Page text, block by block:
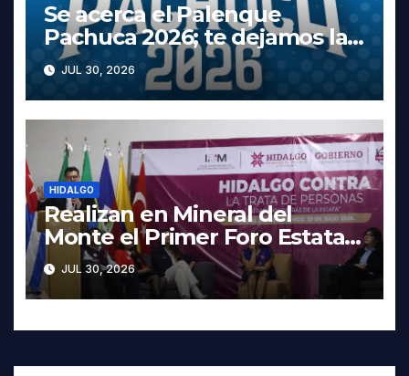
Se acerca el Palenque
Pachuca 2026; te dejamos la
cartelera completa, las fechas
y los precios
JUL 30, 2026
HIDALGO
Realizan en Mineral del
Monte el Primer Foro Estatal
contra la Trata de Personas
JUL 30, 2026